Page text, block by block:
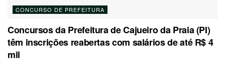
CONCURSO DE PREFEITURA
Concursos da Prefeitura de Cajueiro da Praia (PI)
têm inscrições reabertas com salários de até R$ 4
mil